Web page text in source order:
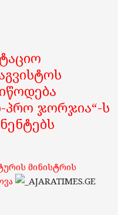
პრო ჯორჯია“-ს
მინისტრის